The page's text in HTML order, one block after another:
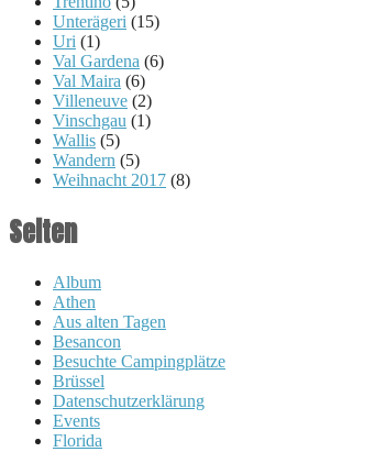
Unterägeri (15)
Uri (1)
Val Gardena (6)
Val Maira (6)
Villeneuve (2)
Vinschgau (1)
Wallis (5)
Wandern (5)
Weihnacht 2017 (8)
Seiten
Album
Athen
Aus alten Tagen
Besancon
Besuchte Campingplätze
Brüssel
Datenschutzerklärung
Events
Florida